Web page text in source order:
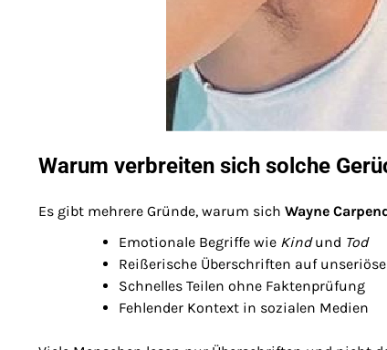
Warum verbreiten sich solche
Es gibt mehrere Gründe, warum sich Wayne
Emotionale Begriffe wie Kindund Tod
Reißerische Überschriften auf
Schnelles Teilen ohne Faktenprüfung
Fehlender Kontext in sozialen Medien